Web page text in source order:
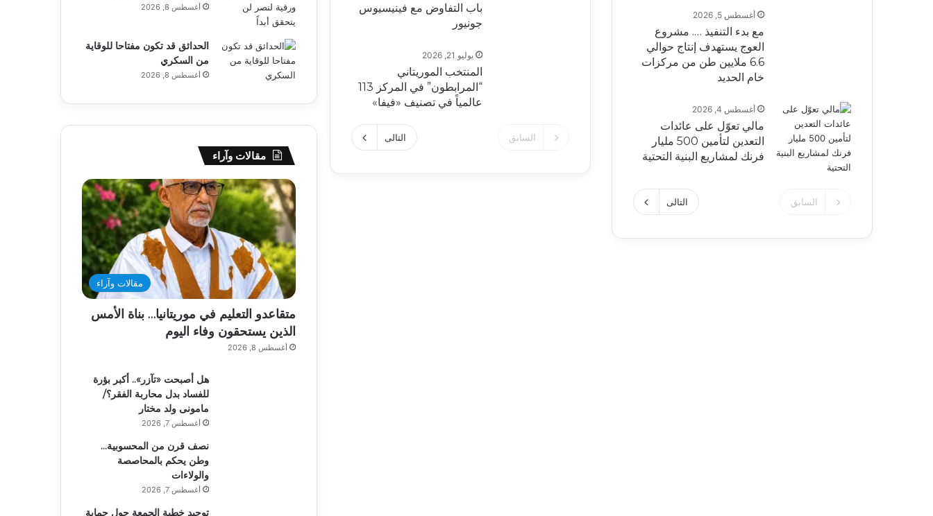
أغسطس 5, 2026
مع بدء التنفيذ …. مشروع
العوج يستهدف إنتاج حوالي
6.6 ملايين طن من مركزات
خام الحديد
أغسطس 4, 2026
مالي تعوّل على عائدات
التعدين لتأمين 500 مليار
فرنك لمشاريع البنية التحتية
السابق التالى
باب التفاوض مع فينيسيوس
جونيور
يوليو 21, 2026
المنتخب الموريتاني
“المرابطون” في المركز 113
عالمياً في تصنيف «فيفا»
السابق التالى
أغسطس 8, 2026
الحدائق قد تكون مفتاحا للوقاية
من السكري
أغسطس 8, 2026
مقالات وآراء
مقالات وآراء
متقاعدو التعليم في موريتانيا… بناة الأمس
الذين يستحقون وفاء اليوم
أغسطس 8, 2026
هل أصبحت «تآزر».. أكبر بؤرة
للفساد بدل محاربة الفقر؟/
مامونى ولد مختار
أغسطس 7, 2026
نصف قرن من المحسوبية…
وطن يحكم بالمحاصصة
والولاءات
أغسطس 7, 2026
توحيد خطبة الجمعة حول حماية